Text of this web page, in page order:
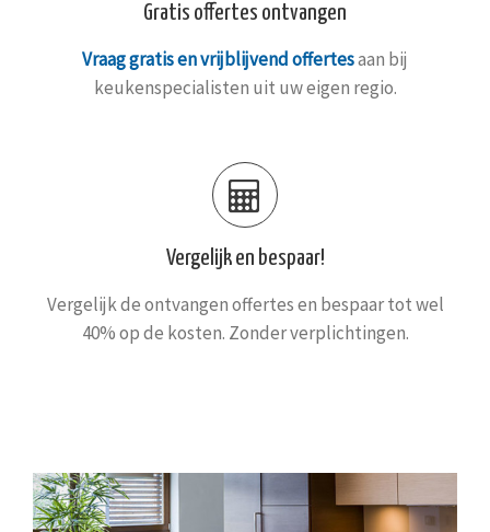
Gratis offertes ontvangen
Vraag gratis en vrijblijvend offertesaan bij
keukenspecialisten uit uw eigen regio.
Vergelijk en bespaar!
Vergelijk de ontvangen offertes en bespaar tot wel
40% op de kosten. Zonder verplichtingen.